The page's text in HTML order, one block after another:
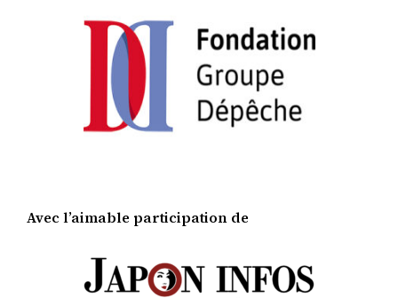
Avec l’aimable participation de